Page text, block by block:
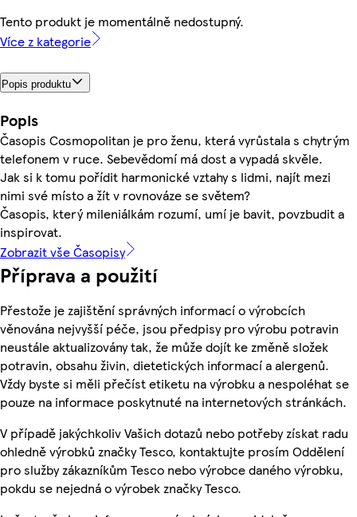
Tento produkt je momentálně nedostupný.
Více z kategorie
Popis produktu
Popis
Časopis Cosmopolitan je pro ženu, která vyrůstala s chytrým
telefonem v ruce. Sebevědomí má dost a vypadá skvěle.
Jak si k tomu pořídit harmonické vztahy s lidmi, najít mezi
nimi své místo a žít v rovnováze se světem?
Časopis, který mileniálkám rozumí, umí je bavit, povzbudit a
inspirovat.
Zobrazit vše Časopisy
Příprava a použití
Přestože je zajištění správných informací o výrobcích
věnována nejvyšší péče, jsou předpisy pro výrobu potravin
neustále aktualizovány tak, že může dojít ke změně složek
potravin, obsahu živin, dietetických informací a alergenů.
Vždy byste si měli přečíst etiketu na výrobku a nespoléhat se
pouze na informace poskytnuté na internetových stránkách.
V případě jakýchkoliv Vašich dotazů nebo potřeby získat radu
ohledně výrobků značky Tesco, kontaktujte prosím Oddělení
pro služby zákazníkům Tesco nebo výrobce daného výrobku,
pokdu se nejedná o výrobek značky Tesco.